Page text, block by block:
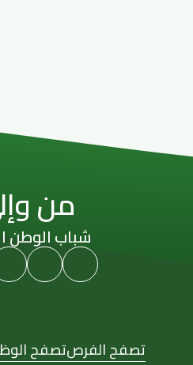
من
شباب الوطن
تصفح الفرصتصفح